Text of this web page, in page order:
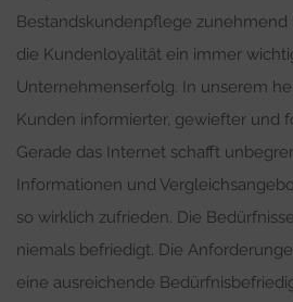
Bestandskundenpflege zunehmend
die Kundenloyalität ein immer
Unternehmenserfolg. In unserem
Kunden informierter, gewiefter und
Gerade das Internet schafft
Informationen und
so wirklich zufrieden. Die
niemals befriedigt. Die
eine ausreichende